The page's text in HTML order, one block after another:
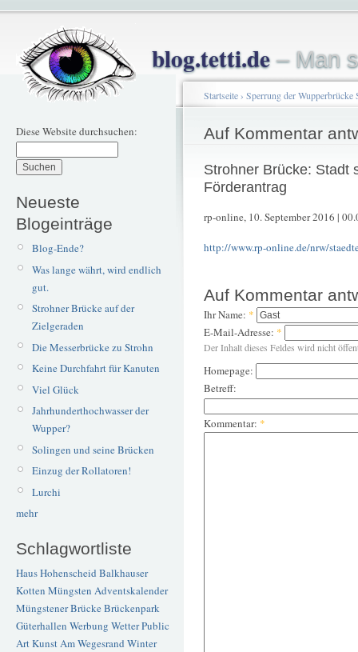
blog.tetti.de– Man
Diese Website durchsuchen:
Neueste
Blogeinträge
Blog-Ende?
Was lange währt, wird endlich
gut.
Strohner Brücke auf der
Zielgeraden
Die Messerbrücke zu Strohn
Keine Durchfahrt für Kanuten
Viel Glück
Jahrhunderthochwasser der
Wupper?
Solingen und seine Brücken
Einzug der Rollatoren!
Lurchi
mehr
Schlagwortliste
Haus Hohenscheid Balkhauser
Kotten Müngsten Adventskalender
Müngstener BrückeBrückenpark
Güterhallen Werbung WetterPublic
ArtKunstAm Wegesrand Winter
Startseite› Sperrung der Wupperbrücke
Auf Kommentar
Strohner Brücke: Stadt
Förderantrag
rp-online, 10. September 2016 |
http://www.rp-online.de/nrw/
Auf Kommentar
Ihr Name: *
E-Mail-Adresse: *
Der Inhalt dieses Feldes wird nicht
Homepage:
Betreff:
Kommentar: *